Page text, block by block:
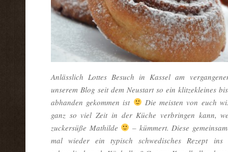
Anlässlich Lottes Besuch in Kassel am
unserem Blog seit dem Neustart so ein klitzekleines
abhanden gekommen ist
Die meisten von euch
ganz so viel Zeit in der Küche verbringen kann,
zuckersüße Mathilde
– kümmert. Diese
mal wieder ein typisch schwedisches Rezept ins